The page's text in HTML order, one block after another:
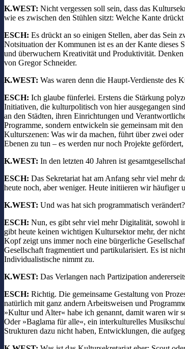
K.WEST: Nicht vergessen soll sein, dass das
wie es zwischen den Stühlen sitzt: Welche Kante drückt
ESCH: Es drückt an so einigen Stellen, aber das Sein
Notsituation der Kommunen ist es an der Kante
und überwuchern Kreativität und Produktivität.
von Gregor Schneider.
K.WEST: Was waren denn die Haupt-Verdienste des
ESCH: Ich glaube fünferlei. Erstens die Stärkung
Initiativen, die kulturpolitisch von hier ausgegangen
an den Städten, ihren Einrichtungen und
Programme, sondern entwickeln sie gemeinsam mit
Kulturszenen: Was wir da machen, führt über zwei
Ebenen zu tun – es werden nur noch Projekte
K.WEST: In den letzten 40 Jahren ist
ESCH: Das Sekretariat hat am Anfang sehr viel mehr
heute noch, aber weniger. Heute initiieren wir häufiger
K.WEST: Und was hat sich programmatisch verändert?
ESCH: Nun, es gibt sehr viel mehr Digitalität, sowohl
gibt heute keinen wichtigen Kultursektor mehr, der
Kopf zeigt uns immer noch eine bürgerliche
Gesellschaft fragmentiert und partikularisiert. Es ist
Individualistische nimmt zu.
K.WEST: Das Verlangen nach Partizipation
ESCH: Richtig. Die gemeinsame Gestaltung von
natürlich mit ganz andern Arbeitsweisen und
»Kultur und Alter« habe ich genannt, damit waren wir
Oder »Baglama für alle«, ein interkulturelles
Strukturen dazu nicht haben, Entwicklungen, die